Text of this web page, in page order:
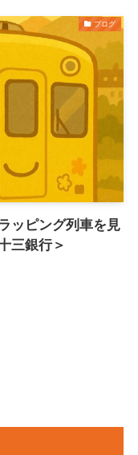
ブログ
ッピング列車を見
三銀行＞